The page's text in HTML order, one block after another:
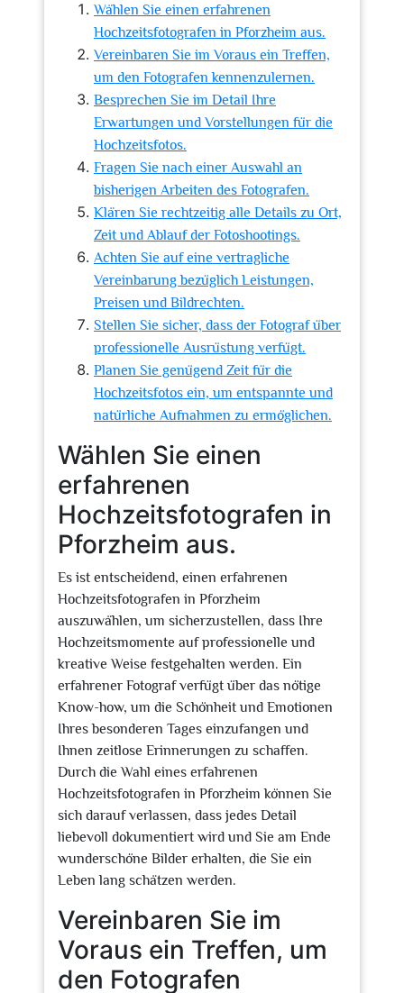
Wählen Sie einen erfahrenen
Hochzeitsfotografen in Pforzheim aus.
Vereinbaren Sie im Voraus ein Treffen,
um den Fotografen kennenzulernen.
Besprechen Sie im Detail Ihre
Erwartungen und Vorstellungen für die
Hochzeitsfotos.
Fragen Sie nach einer Auswahl an
bisherigen Arbeiten des Fotografen.
Klären Sie rechtzeitig alle Details zu Ort,
Zeit und Ablauf der Fotoshootings.
Achten Sie auf eine vertragliche
Vereinbarung bezüglich Leistungen,
Preisen und Bildrechten.
Stellen Sie sicher, dass der Fotograf über
professionelle Ausrüstung verfügt.
Planen Sie genügend Zeit für die
Hochzeitsfotos ein, um entspannte und
natürliche Aufnahmen zu ermöglichen.
Wählen Sie einen
erfahrenen
Hochzeitsfotografen in
Pforzheim aus.
Es ist entscheidend, einen erfahrenen
Hochzeitsfotografen in Pforzheim
auszuwählen, um sicherzustellen, dass Ihre
Hochzeitsmomente auf professionelle und
kreative Weise festgehalten werden. Ein
erfahrener Fotograf verfügt über das nötige
Know-how, um die Schönheit und Emotionen
Ihres besonderen Tages einzufangen und
Ihnen zeitlose Erinnerungen zu schaffen.
Durch die Wahl eines erfahrenen
Hochzeitsfotografen in Pforzheim können Sie
sich darauf verlassen, dass jedes Detail
liebevoll dokumentiert wird und Sie am Ende
wunderschöne Bilder erhalten, die Sie ein
Leben lang schätzen werden.
Vereinbaren Sie im
Voraus ein Treffen, um
den Fotografen